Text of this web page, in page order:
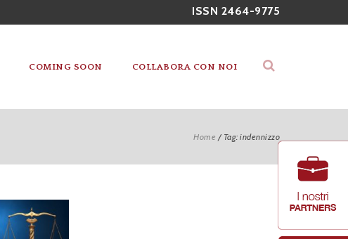
ISSN 2464-9775
COMING SOON COLLABORA CON NOI
Home / Tag: indennizzo